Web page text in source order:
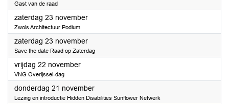
Gast van de raad
zaterdag 23 november2024
Zwols Architectuur Podium
zaterdag 23 november2024
Save the date Raad op Zaterdag
vrijdag 22 november2024
VNG Overijssel-dag
donderdag 21 november2024
Lezing en introductie Hidden Disabilities Sunflower Netwerk